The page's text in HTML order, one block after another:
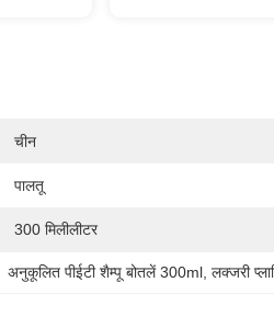
चीन
पालतू
300 मिलीलीटर
अनुकूलित पीईटी शैम्पू बोतलें 300ml , लक्जरी